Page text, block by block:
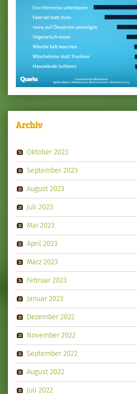
Archiv
Oktober 2023
September 2023
August 2023
Juli 2023
Mai 2023
April 2023
März 2023
Februar 2023
Januar 2023
Dezember 2022
November 2022
September 2022
August 2022
Juli 2022